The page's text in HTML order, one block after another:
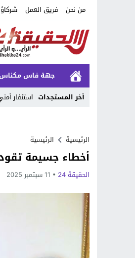
من نحن فريق العمل
جهة فاس
أخر المستجدات استنفار
Previous
Next
الرئيسية الرئيسية
أخطاء جسيمة
الحقيقة 24 11 سبتمبر 2025